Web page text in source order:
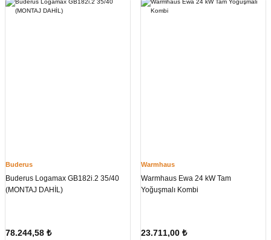
Buderus
Buderus Logamax GB182i.2 35/40
(MONTAJ DAHİL)
78.244,58 ₺
Warmhaus
Warmhaus Ewa 24 kW Tam
Yoğuşmalı Kombi
23.711,00 ₺